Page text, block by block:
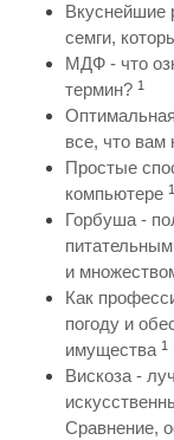
Вкуснейшие
семги,
МДФ - что
термин? 1
все, что вам
Простые
компьютере 1
Горбуша -
и
Как
погоду и
имущества 1
Вискоза -
Сравнение,